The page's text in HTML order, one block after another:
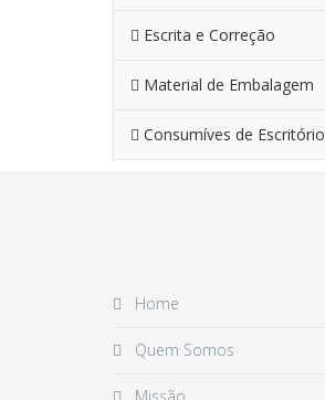
Escrita e Correção
Material de Embalagem
Consumíves de Escritório
Home
Quem Somos